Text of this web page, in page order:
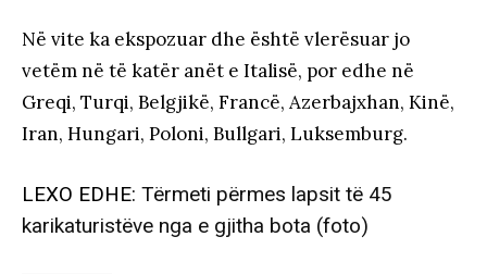
Në vite ka ekspozuar dhe është vlerësuar jo
vetëm në të katër anët e Italisë, por edhe në
Greqi, Turqi, Belgjikë, Francë, Azerbajxhan, Kinë,
Iran, Hungari, Poloni, Bullgari, Luksemburg.
LEXO EDHE: Tërmeti përmes lapsit të 45
karikaturistëve nga e gjitha bota (foto)